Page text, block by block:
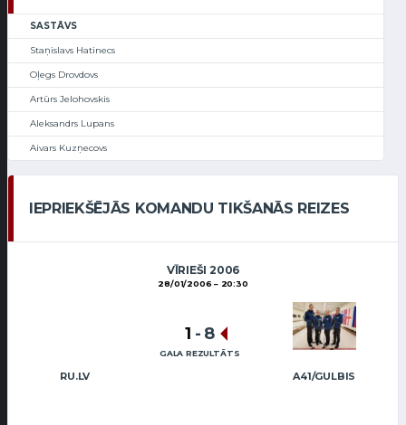
SASTĀVS
Staņislavs Hatinecs
Oļegs Drovdovs
Artūrs Jelohovskis
Aleksandrs Lupans
Aivars Kuzņecovs
IEPRIEKŠĒJĀS KOMANDU TIKŠANĀS REIZES
VĪRIEŠI 2006
28/01/2006 20:30
RU.LV A41/GULBIS
1 - 8
GALA REZULTĀTS